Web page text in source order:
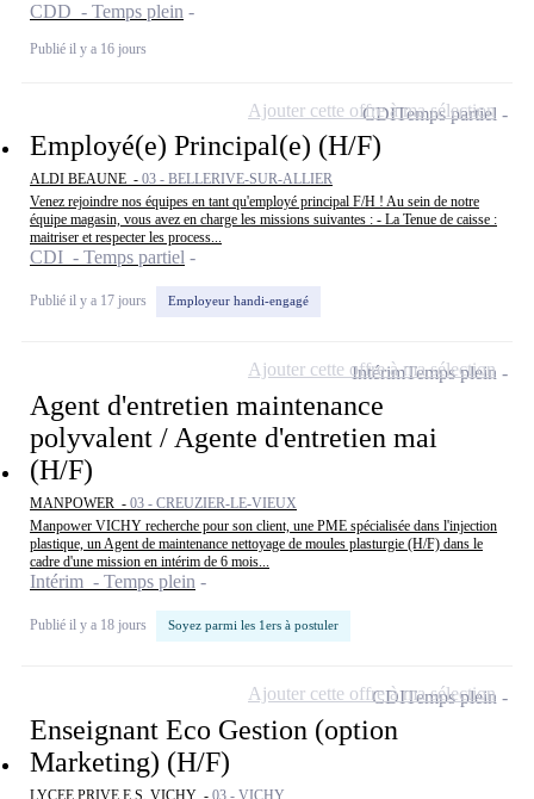
CDD - Temps plein
Publié il y a 16 jours
Employé(e) Principal(e) (H/F)
ALDI BEAUNE - 03 - BELLERIVE-SUR-ALLIER
Venez rejoindre nos équipes en tant qu'employé principal F/H ! Au sein de notre
équipe magasin, vous avez en charge les missions suivantes : - La Tenue de caisse :
maitriser et respecter les process...
CDI - Temps partiel
Publié il y a 17 jours Employeur handi-engagé
CDITemps partiel
Ajouter cette offre à ma sélection
Agent d'entretien maintenance
polyvalent / Agente d'entretien mai
(H/F)
MANPOWER - 03 - CREUZIER-LE-VIEUX
Manpower VICHY recherche pour son client, une PME spécialisée dans l'injection
plastique, un Agent de maintenance nettoyage de moules plasturgie (H/F) dans le
cadre d'une mission en intérim de 6 mois...
Intérim - Temps plein
Publié il y a 18 jours Soyez parmi les 1ers à postuler
IntérimTemps plein
Ajouter cette offre à ma sélection
Enseignant Eco Gestion (option
Marketing) (H/F)
CDITemps plein
Ajouter cette offre à ma sélection